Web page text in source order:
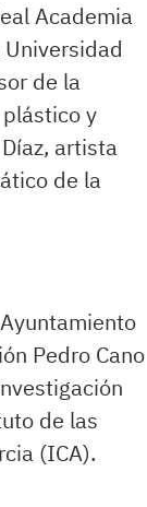
Academia
de la
y
artista
de la
Pedro Cano
de las
(ICA).